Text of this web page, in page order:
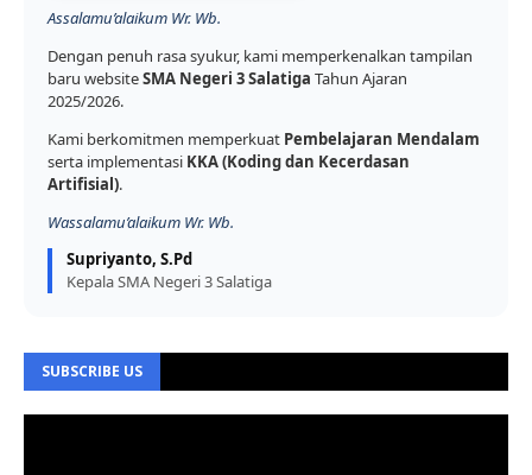
Assalamu’alaikum Wr. Wb.
Dengan penuh rasa syukur, kami memperkenalkan tampilan
baru websiteSMA Negeri 3 Salatiga Tahun Ajaran
2025/2026.
Kami berkomitmen memperkuat Pembelajaran Mendalam
serta implementasi KKA (Koding dan Kecerdasan
Artifisial).
Wassalamu’alaikum Wr. Wb.
Supriyanto, S.Pd
Kepala SMA Negeri 3 Salatiga
SUBSCRIBE US